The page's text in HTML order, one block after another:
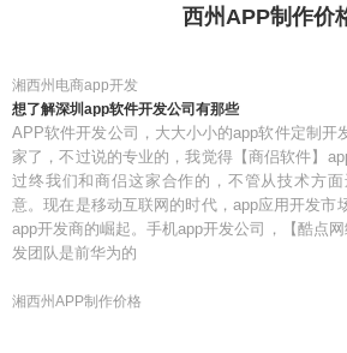
西州APP制作价
湘西州电商app开发
想了解深圳app软件开发公司有那些
APP软件开发公司，大大小小的app软件定制开
家了，不过说的专业的，我觉得【商侣软件】
过终我们和商侣这家合作的，不管从技术方
意。现在是移动互联网的时代，app应用开发市
app开发商的崛起。手机app开发公司，【酷点
发团队是前华为的
湘西州APP制作价格